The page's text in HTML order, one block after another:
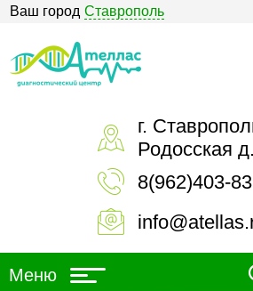
Ваш город Ставрополь
г.
Родосская
8(962)403-
Меню